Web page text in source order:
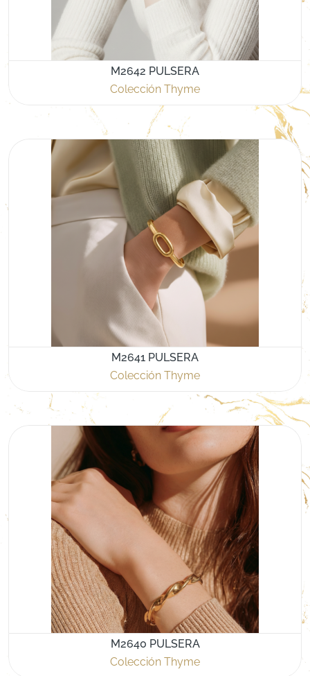
M2642 PULSERA
Colección Thyme
M2641 PULSERA
Colección Thyme
M2640 PULSERA
Colección Thyme